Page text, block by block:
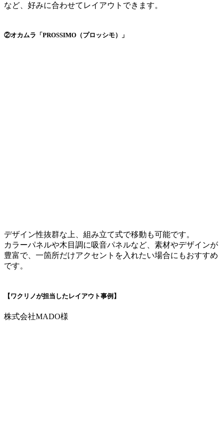
など、好みに合わせてレイアウトできます。
②オカムラ「PROSSIMO（プロッシモ）」
デザイン性抜群な上、組み立て式で移動も可能です。
カラーパネルや木目調に吸音パネルなど、素材やデザインが
豊富で、一箇所だけアクセントを入れたい場合にもおすすめ
です。
【ワクリノが担当したレイアウト事例】
株式会社MADO様